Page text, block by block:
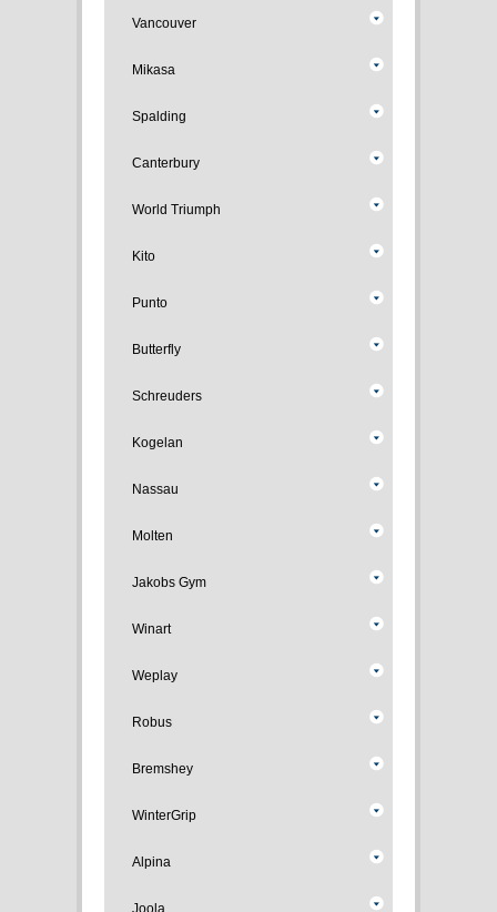
Vancouver
Mikasa
Spalding
Canterbury
World Triumph
Kito
Punto
Butterfly
Schreuders
Kogelan
Nassau
Molten
Jakobs Gym
Winart
Weplay
Robus
Bremshey
WinterGrip
Alpina
Joola